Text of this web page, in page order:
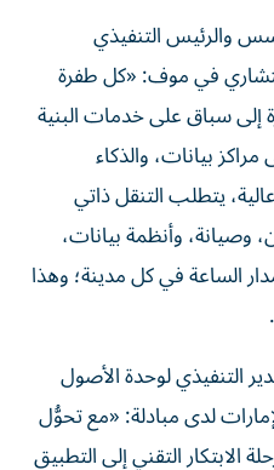
والرئيس التنفيذي
في موف: «كل طفرة
إلى سباق على خدمات البنية
بيانات، والذكاء
يتطلب التنقل ذاتي
وأنظمة بيانات،
الساعة في كل مدينة؛ وهذا
التنفيذي لوحدة الأصول
لدى مبادلة: «مع تحوُّل
الابتكار التقني إلى التطبيق